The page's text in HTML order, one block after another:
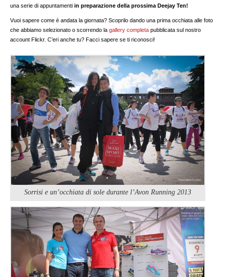
una serie di appuntamentiin preparazione della prossima Deejay Ten!
Vuoi sapere come è andata la giornata? Scoprilo dando una prima occhiata alle foto
che abbiamo selezionato o scorrendo lagallery completa pubblicata sul nostro
account Flickr. C’eri anche tu? Facci sapere se ti riconosci!
Sorrisi e un’occhiata di sole durante l’Avon Running 2013